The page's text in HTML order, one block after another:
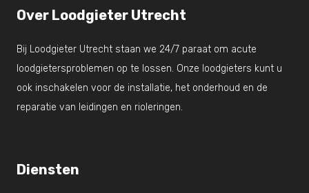
Over Loodgieter Utrecht
Bij Loodgieter Utrecht staan we 24/7 paraat om acute
loodgietersproblemen op te lossen. Onze loodgieters kunt u
ook inschakelen voor de installatie, het onderhoud en de
reparatie van leidingen en rioleringen.
Diensten